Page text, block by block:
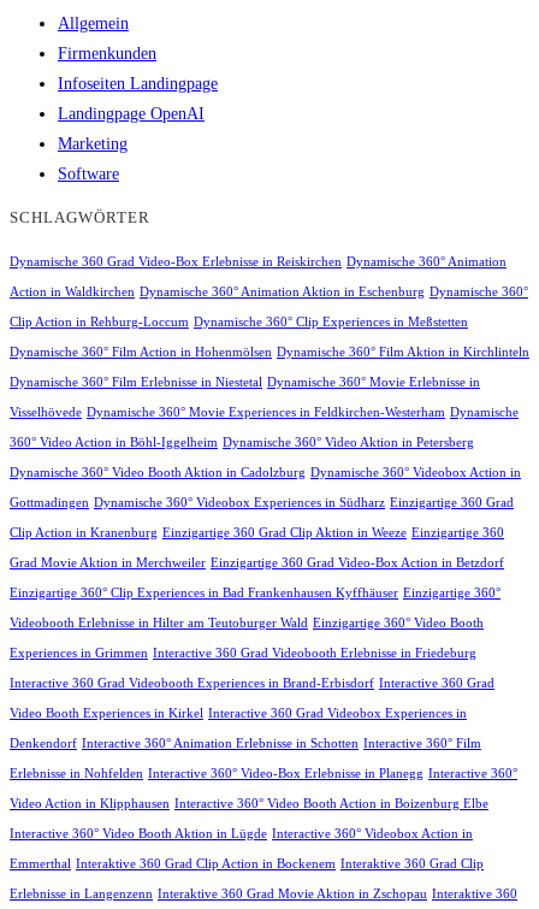
Allgemein
Firmenkunden
Infoseiten Landingpage
Landingpage OpenAI
Marketing
Software
SCHLAGWÖRTER
Dynamische 360 Grad Video-Box Erlebnisse in Reiskirchen Dynamische 360° Animation
Action in Waldkirchen Dynamische 360° Animation Aktion in Eschenburg Dynamische 360°
Clip Action in Rehburg-Loccum Dynamische 360° Clip Experiences in Meßstetten
Dynamische 360° Film Action in Hohenmölsen Dynamische 360° Film Aktion in Kirchlinteln
Dynamische 360° Film Erlebnisse in Niestetal Dynamische 360° Movie Erlebnisse in
Visselhövede Dynamische 360° Movie Experiences in Feldkirchen-Westerham Dynamische
360° Video Action in Böhl-Iggelheim Dynamische 360° Video Aktion in Petersberg
Dynamische 360° Video Booth Aktion in Cadolzburg Dynamische 360° Videobox Action in
Gottmadingen Dynamische 360° Videobox Experiences in Südharz Einzigartige 360 Grad
Clip Action in Kranenburg Einzigartige 360 Grad Clip Aktion in Weeze Einzigartige 360
Grad Movie Aktion in Merchweiler Einzigartige 360 Grad Video-Box Action in Betzdorf
Einzigartige 360° Clip Experiences in Bad Frankenhausen Kyffhäuser Einzigartige 360°
Videobooth Erlebnisse in Hilter am Teutoburger Wald Einzigartige 360° Video Booth
Experiences in Grimmen Interactive 360 Grad Videobooth Erlebnisse in Friedeburg
Interactive 360 Grad Videobooth Experiences in Brand-Erbisdorf Interactive 360 Grad
Video Booth Experiences in Kirkel Interactive 360 Grad Videobox Experiences in
Denkendorf Interactive 360° Animation Erlebnisse in Schotten Interactive 360° Film
Erlebnisse in Nohfelden Interactive 360° Video-Box Erlebnisse in Planegg Interactive 360°
Video Action in Klipphausen Interactive 360° Video Booth Action in Boizenburg Elbe
Interactive 360° Video Booth Aktion in Lügde Interactive 360° Videobox Action in
Emmerthal Interaktive 360 Grad Clip Action in Bockenem Interaktive 360 Grad Clip
Erlebnisse in Langenzenn Interaktive 360 Grad Movie Aktion in Zschopau Interaktive 360